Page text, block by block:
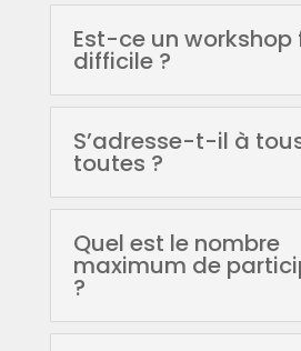
Est-ce un workshop
difficile ?
S’adresse-t-il à
toutes ?
Quel est le nombre
maximum de
?